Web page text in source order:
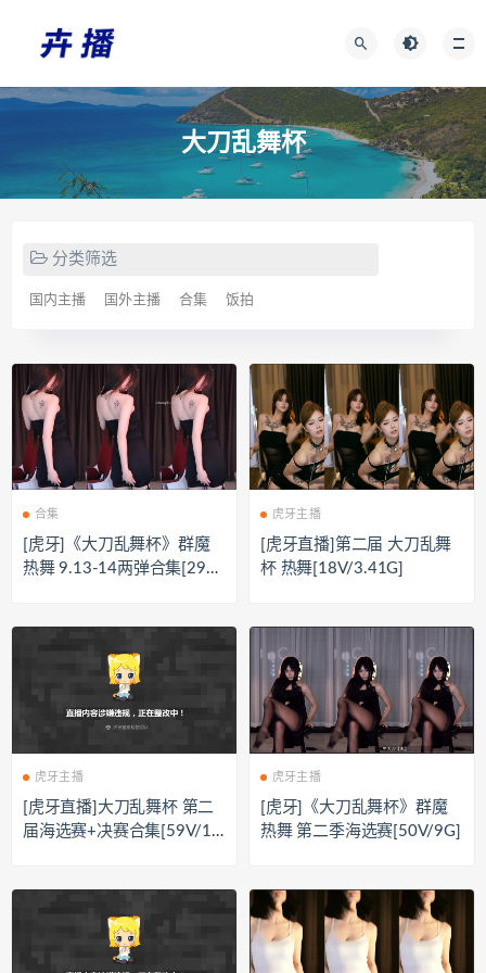
大刀乱舞杯
分类筛选
国内主播 国外主播 合集 饭拍
合集
[虎牙]《大刀乱舞杯》群魔
热舞 9.13-14两弹合集[29V/
虎牙主播
[虎牙直播]第二届 大刀乱舞
杯 热舞[18V/3.41G]
虎牙主播
[虎牙直播]大刀乱舞杯 第二
届海选赛+决赛合集[59V/12.
虎牙主播
[虎牙]《大刀乱舞杯》群魔
热舞 第二季海选赛[50V/9G]